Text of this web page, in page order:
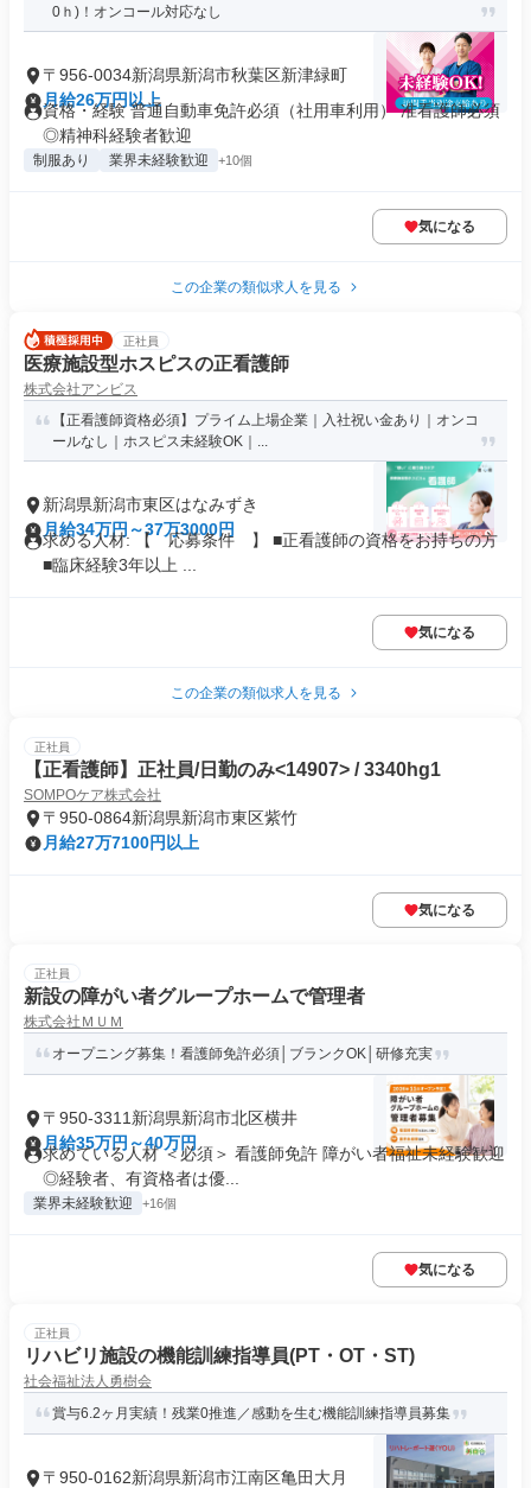
0ｈ)！オンコール対応なし
〒956-0034新潟県新潟市秋葉区新津緑町
月給26万円以上
資格・経験 普通自動車免許必須（社用車利用） 准看護師必須
◎精神科経験者歓迎
制服あり 業界未経験歓迎 +10個
気になる
この企業の類似求人を見る
正社員
医療施設型ホスピスの正看護師
株式会社アンビス
【正看護師資格必須】プライム上場企業｜入社祝い金あり｜オンコ
ールなし｜ホスピス未経験OK｜...
新潟県新潟市東区はなみずき
月給34万円～37万3000円
求める人材: 【 応募条件 】 ■正看護師の資格をお持ちの方
■臨床経験3年以上 ...
気になる
この企業の類似求人を見る
正社員
【正看護師】正社員/日勤のみ<14907> / 3340hg1
SOMPOケア株式会社
〒950-0864新潟県新潟市東区紫竹
月給27万7100円以上
気になる
正社員
新設の障がい者グループホームで管理者
株式会社ＭＵＭ
オープニング募集！看護師免許必須│ブランクOK│研修充実
〒950-3311新潟県新潟市北区横井
月給35万円～40万円
求めている人材 ＜必須＞ 看護師免許 障がい者福祉未経験歓迎
◎経験者、有資格者は優...
業界未経験歓迎 +16個
気になる
正社員
リハビリ施設の機能訓練指導員(PT・OT・ST)
社会福祉法人勇樹会
賞与6.2ヶ月実績！残業0推進／感動を生む機能訓練指導員募集
〒950-0162新潟県新潟市江南区亀田大月